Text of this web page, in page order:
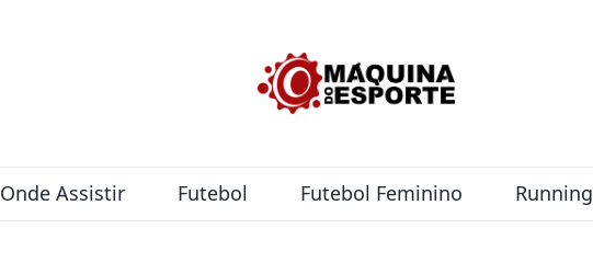
Onde Assistir Futebol Futebol Feminino Running